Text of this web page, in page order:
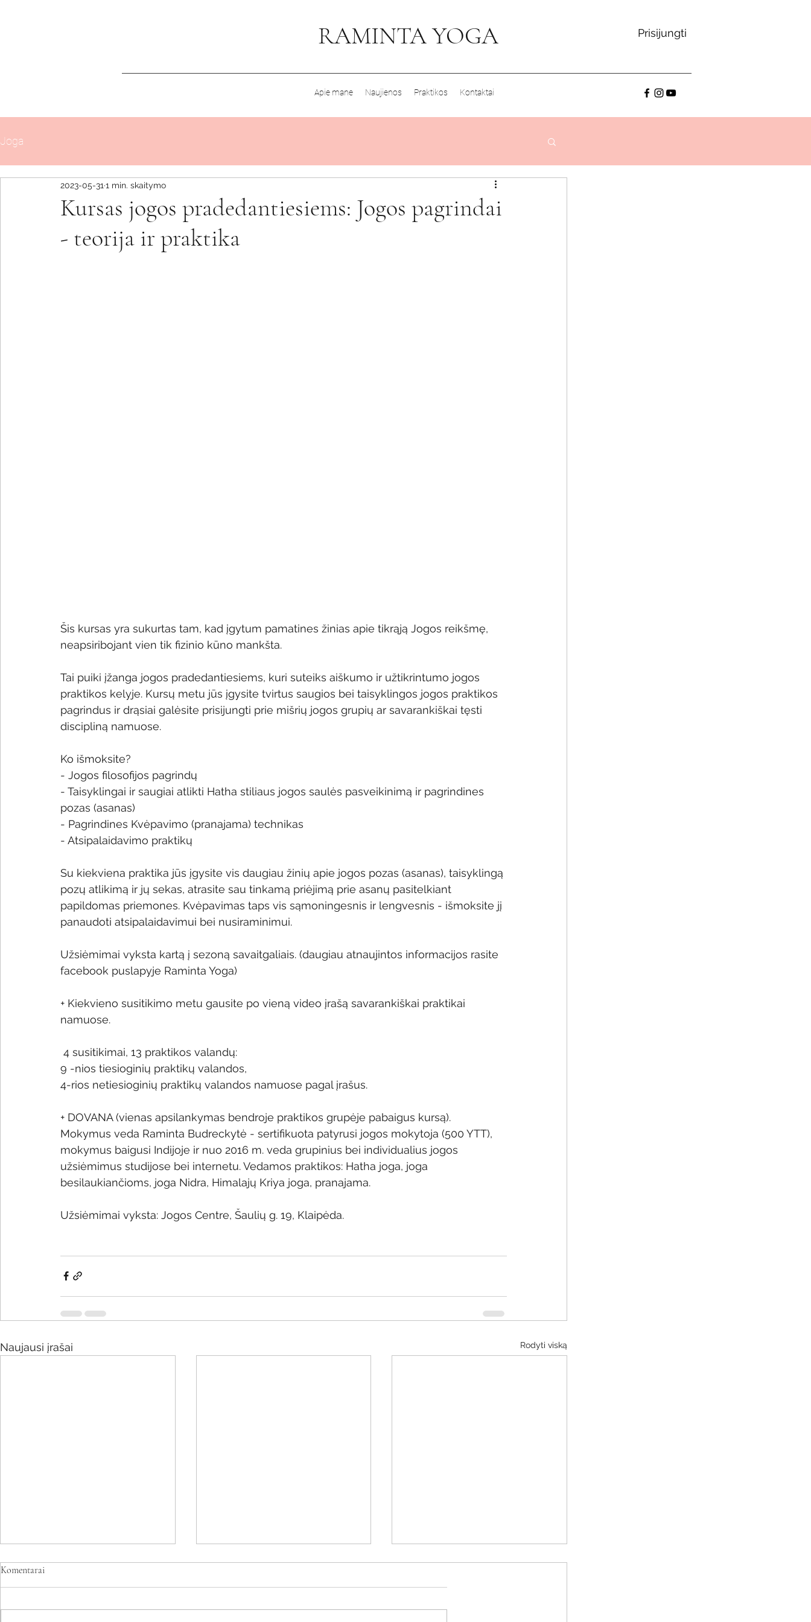
RAMINTA YOGA Prisijungti
Apie mane Naujienos Praktikos Kontaktai
Joga
Kursas jogos pradedantiesiems: Jogos pagrindai
- teorija ir praktika
2023-05-31 1 min. skaitymo
Šis kursas yra sukurtas tam, kad įgytum pamatines žinias apie tikrąją Jogos reikšmę,
neapsiribojant vien tik fizinio kūno mankšta.
Tai puiki įžanga jogos pradedantiesiems, kuri suteiks aiškumo ir užtikrintumo jogos
praktikos kelyje. Kursų metu jūs įgysite tvirtus saugios bei taisyklingos jogos praktikos
pagrindus ir drąsiai galėsite prisijungti prie mišrių jogos grupių ar savarankiškai tęsti
discipliną namuose.
Ko išmoksite?
- Jogos filosofijos pagrindų
- Taisyklingai ir saugiai atlikti Hatha stiliaus jogos saulės pasveikinimą ir pagrindines
pozas (asanas)
- Pagrindines Kvėpavimo (pranajama) technikas
- Atsipalaidavimo praktikų
Su kiekviena praktika jūs įgysite vis daugiau žinių apie jogos pozas (asanas), taisyklingą
pozų atlikimą ir jų sekas, atrasite sau tinkamą priėjimą prie asanų pasitelkiant
papildomas priemones. Kvėpavimas taps vis sąmoningesnis ir lengvesnis - išmoksite jį
panaudoti atsipalaidavimui bei nusiraminimui.
Užsiėmimai vyksta kartą į sezoną savaitgaliais. (daugiau atnaujintos informacijos rasite
facebook puslapyje Raminta Yoga)
+ Kiekvieno susitikimo metu gausite po vieną video įrašą savarankiškai praktikai
namuose.
4 susitikimai, 13 praktikos valandų:
9 -nios tiesioginių praktikų valandos,
4-rios netiesioginių praktikų valandos namuose pagal įrašus.
+ DOVANA (vienas apsilankymas bendroje praktikos grupėje pabaigus kursą).
Mokymus veda Raminta Budreckytė - sertifikuota patyrusi jogos mokytoja (500 YTT),
mokymus baigusi Indijoje ir nuo 2016 m. veda grupinius bei individualius jogos
užsiėmimus studijose bei internetu. Vedamos praktikos: Hatha joga, joga
besilaukiančioms, joga Nidra, Himalajų Kriya joga, pranajama.
Užsiėmimai vyksta: Jogos Centre, Šaulių g. 19, Klaipėda.
Naujausi įrašai Rodyti viską
Komentarai